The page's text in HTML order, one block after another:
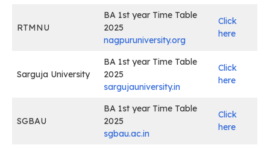
RTMNU
BA 1st year Time Table
2025
nagpuruniversity.org
Click
here
Sarguja University
BA 1st year Time Table
2025
sargujauniversity.in
Click
here
SGBAU
BA 1st year Time Table
2025
sgbau.ac.in
Click
here